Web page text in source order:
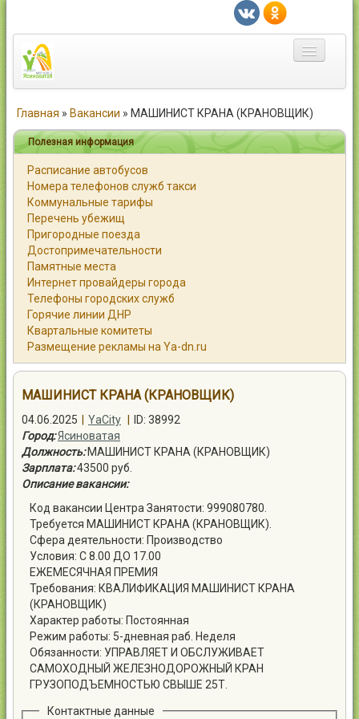
Город
Статьи
Каталог
Справочник
Работа
Объявления
Помощь
Контакты
Главная » Вакансии » МАШИНИСТ КРАНА (КРАНОВЩИК)
Полезная информация
Расписание автобусов
Номера телефонов служб такси
Коммунальные тарифы
Перечень убежищ
Пригородные поезда
Достопримечательности
Памятные места
Интернет провайдеры города
Телефоны городских служб
Горячие линии ДНР
Квартальные комитеты
Размещение рекламы на Ya-dn.ru
МАШИНИСТ КРАНА (КРАНОВЩИК)
04.06.2025 YaCity
ID: 38992
Город:Ясиноватая
Должность: МАШИНИСТ КРАНА (КРАНОВЩИК)
Зарплата:43500 руб.
Описание вакансии:
Код вакансии Центра Занятости: 999080780.
Требуется МАШИНИСТ КРАНА (КРАНОВЩИК).
Сфера деятельности: Производство
Условия: С 8.00 ДО 17.00
ЕЖЕМЕСЯЧНАЯ ПРЕМИЯ
Требования: КВАЛИФИКАЦИЯ МАШИНИСТ КРАНА
(КРАНОВЩИК)
Характер работы: Постоянная
Режим работы: 5-дневная раб. Неделя
Обязанности: УПРАВЛЯЕТ И ОБСЛУЖИВАЕТ
САМОХОДНЫЙ ЖЕЛЕЗНОДОРОЖНЫЙ КРАН
ГРУЗОПОДЪЕМНОСТЬЮ СВЫШЕ 25Т.
Контактные данные